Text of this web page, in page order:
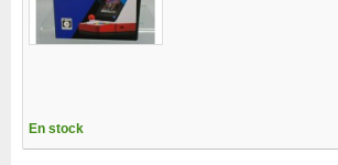
En stock